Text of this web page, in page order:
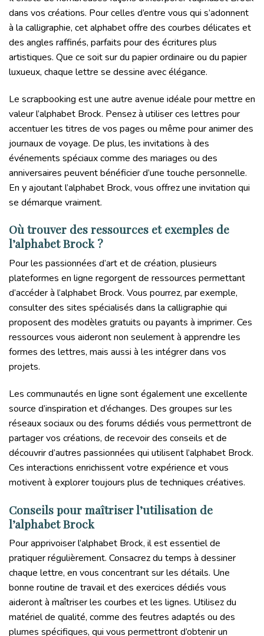
dans vos créations. Pour celles d’entre vous qui s’adonnent
à la calligraphie, cet alphabet offre des courbes délicates et
des angles raffinés, parfaits pour des écritures plus
artistiques. Que ce soit sur du papier ordinaire ou du papier
luxueux, chaque lettre se dessine avec élégance.
Le scrapbooking est une autre avenue idéale pour mettre en
valeur l’alphabet Brock. Pensez à utiliser ces lettres pour
accentuer les titres de vos pages ou même pour animer des
journaux de voyage. De plus, les invitations à des
événements spéciaux comme des mariages ou des
anniversaires peuvent bénéficier d’une touche personnelle.
En y ajoutant l’alphabet Brock, vous offrez une invitation qui
se démarque vraiment.
Où trouver des ressources et exemples de
l’alphabet Brock ?
Pour les passionnées d’art et de création, plusieurs
plateformes en ligne regorgent de ressources permettant
d’accéder à l’alphabet Brock. Vous pourrez, par exemple,
consulter des sites spécialisés dans la calligraphie qui
proposent des modèles gratuits ou payants à imprimer. Ces
ressources vous aideront non seulement à apprendre les
formes des lettres, mais aussi à les intégrer dans vos
projets.
Les communautés en ligne sont également une excellente
source d’inspiration et d’échanges. Des groupes sur les
réseaux sociaux ou des forums dédiés vous permettront de
partager vos créations, de recevoir des conseils et de
découvrir d’autres passionnées qui utilisent l’alphabet Brock.
Ces interactions enrichissent votre expérience et vous
motivent à explorer toujours plus de techniques créatives.
Conseils pour maîtriser l’utilisation de
l’alphabet Brock
Pour apprivoiser l’alphabet Brock, il est essentiel de
pratiquer régulièrement. Consacrez du temps à dessiner
chaque lettre, en vous concentrant sur les détails. Une
bonne routine de travail et des exercices dédiés vous
aideront à maîtriser les courbes et les lignes. Utilisez du
matériel de qualité, comme des feutres adaptés ou des
plumes spécifiques, qui vous permettront d’obtenir un